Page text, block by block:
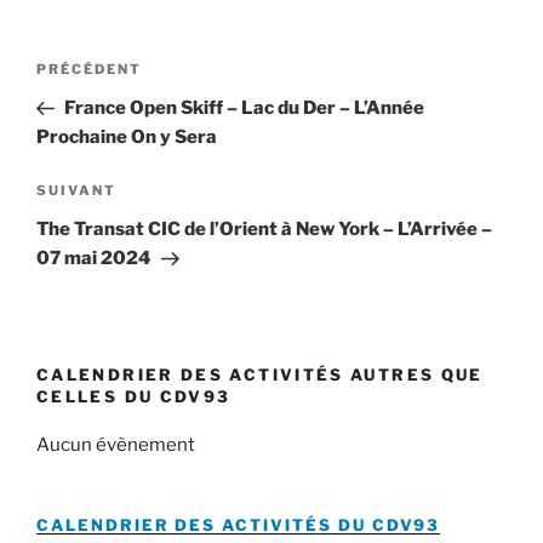
Navigation
l’article
Article
précédent
PRÉCÉDENT
France Open Skiff – Lac du Der – L’Année
Prochaine On y Sera
Article
suivant
SUIVANT
The Transat CIC de l’Orient à New York – L’Arrivée –
07 mai 2024
CALENDRIER DES ACTIVITÉS AUTRES QUE
CELLES DU CDV93
Aucun évènement
CALENDRIER DES ACTIVITÉS DU CDV93